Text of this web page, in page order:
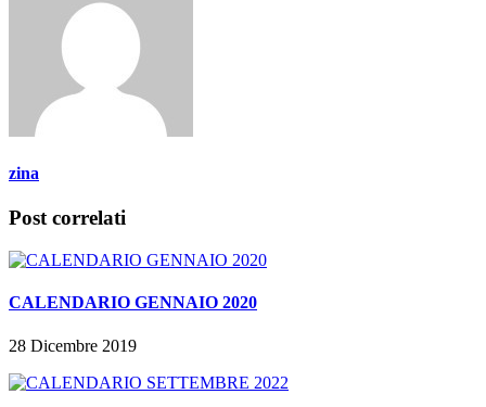
zina
Post correlati
CALENDARIO GENNAIO 2020
28 Dicembre 2019